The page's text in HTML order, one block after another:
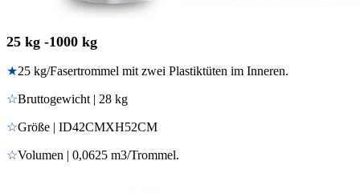
25 kg -1000 kg
★25 kg/Fasertrommel mit zwei Plastiktüten im Inneren.
☆Bruttogewicht | 28 kg
☆Größe | ID42CMXH52CM
☆Volumen | 0,0625 m3/Trommel.